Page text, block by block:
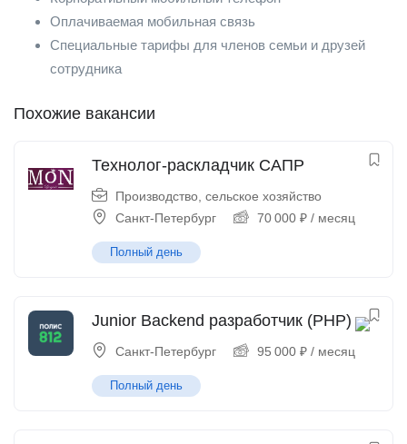
Оплачиваемая мобильная связь
Специальные тарифы для членов семьи и друзей
сотрудника
Похожие вакансии
Технолог-раскладчик САПР
Производство, сельское хозяйство
Санкт-Петербург
70 000 ₽ / месяц
Полный день
Junior Backend разработчик (PHP)
Санкт-Петербург 95 000 ₽ / месяц
Полный день